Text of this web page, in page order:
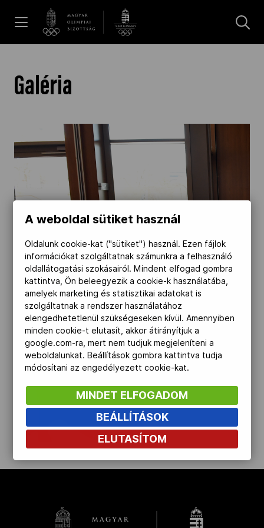
Dakar 2026
Los Angeles 2028
MOB
Kettőskarrier-program
NOB
Társszervezetek
Adatbank
Galéria
kinyit
A weboldal sütiket használ
Oldalunk cookie-kat ("sütiket") használ. Ezen fájlok
információkat szolgáltatnak számunkra a felhasználó
oldallátogatási szokásairól. Mindent elfogad gombra
kattintva, Ön beleegyezik a cookie-k használatába,
amelyek marketing és statisztikai adatokat is
szolgáltatnak a rendszer használatához
elengedhetetlenül szükségeseken kívül. Amennyiben
minden cookie-t elutasít, akkor átirányítjuk a
google.com-ra, mert nem tudjuk megjeleníteni a
weboldalunkat. Beállítások gombra kattintva tudja
módosítani az engedélyezett cookie-kat.
MINDET ELFOGADOM
BEÁLLÍTÁSOK
ELUTASÍTOM